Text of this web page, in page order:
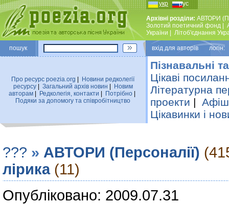
укр рус
Архівні розділи: АВТОРИ
Золотий поетичний фонд
України
Лiтоб'єднання
пошук вхiд для авторiв логін:
Про ресурс poezia.org
Новини редколегiї
ресурсу| Загальний архiв новин
Новим
авторам
Редколегiя, контакти Потрiбно
Подяки за допомогу та співробітництво
Пізнавальні
Цікаві
Літературна
проекти |
Цікавинки і
??? » АВТОРИ (Персоналії)
лірика (11)
Опубліковано: 2009.07.31